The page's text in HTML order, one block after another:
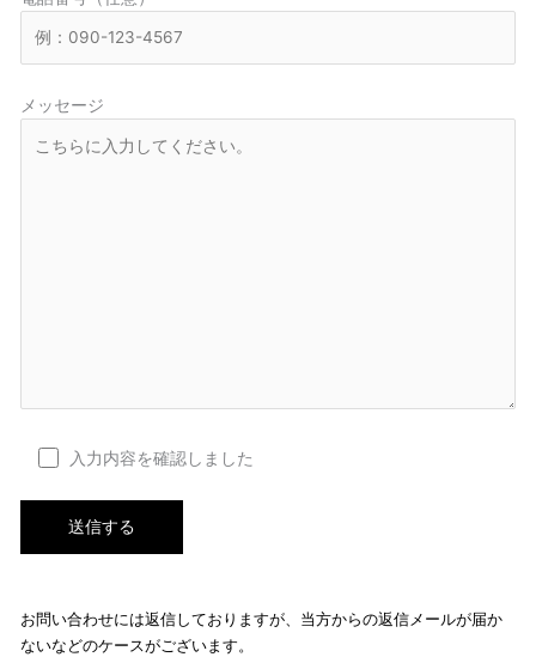
メッセージ
入力内容を確認しました
お問い合わせには返信しておりますが、当方からの返信メールが届か
ないなどのケースがございます。